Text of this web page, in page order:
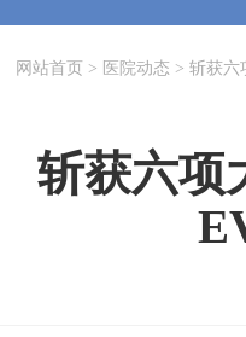
网站首页 > 医院动态 > 斩获六
斩获六项